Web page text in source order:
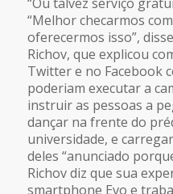
“Melhor checarmos
oferecermos isso”,
Richov, que explicou
Twitter e no Facebook
poderiam executar a
instruir as pessoas a
dançar na frente do
universidade, e
deles “anunciado
Richov diz que sua
smartphone Evo e